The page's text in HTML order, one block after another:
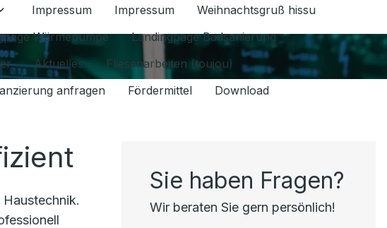
Untermenü für Datenschutz 1.6.2026 umschalten
Impressum Impressum
Weihnachtsgruß hissu
Wärmepumpe
Landingpage Badsanierung
Aktuelles
Fliesenarbeiten (toujou)
anfragen Fördermittel
Download
Sie haben Fragen?
Wir beraten Sie gern persönlich!